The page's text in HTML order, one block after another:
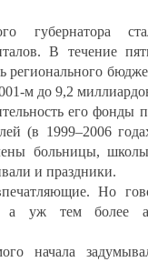
губернатора
В течение
регионального
м до 9,2
его фонды
(в 1999–2006
больницы,
и праздники.
Но
а уж тем более
начала